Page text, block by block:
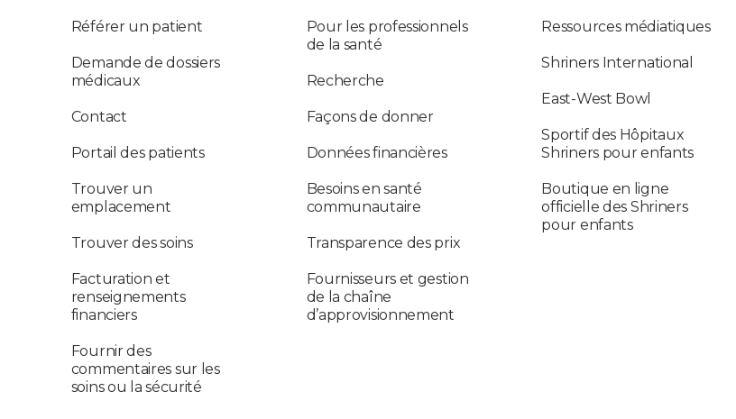
Référer un patient
Demande de dossiers
médicaux
Contact
Portail des patients
Trouver un
emplacement
Trouver des soins
Facturation et
renseignements
financiers
Fournir des
commentaires sur les
soins ou la sécurité
Pour les professionnels
de la santé
Recherche
Façons de donner
Données financières
Besoins en santé
communautaire
Transparence des prix
Fournisseurs et gestion
de la chaîne
d’approvisionnement
Ressources médiatiques
Shriners International
East-West Bowl
Sportif des Hôpitaux
Shriners pour enfants
Boutique en ligne
officielle des Shriners
pour enfants